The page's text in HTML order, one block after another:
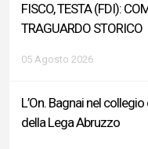
FISCO, TESTA (FDI):
TRAGUARDO STORICO
05 Agosto 2026
L’On. Bagnai nel
della Lega Abruzzo